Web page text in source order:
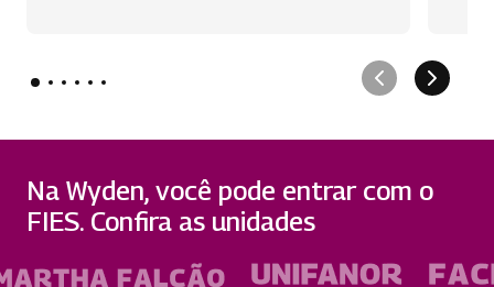
Na Wyden, você pode entrar com o
FIES. Confira as unidades